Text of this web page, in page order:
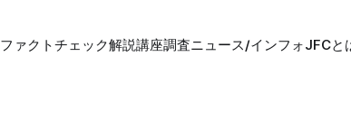
ファクトチェック解説講座調査ニュース/インフォJFCと